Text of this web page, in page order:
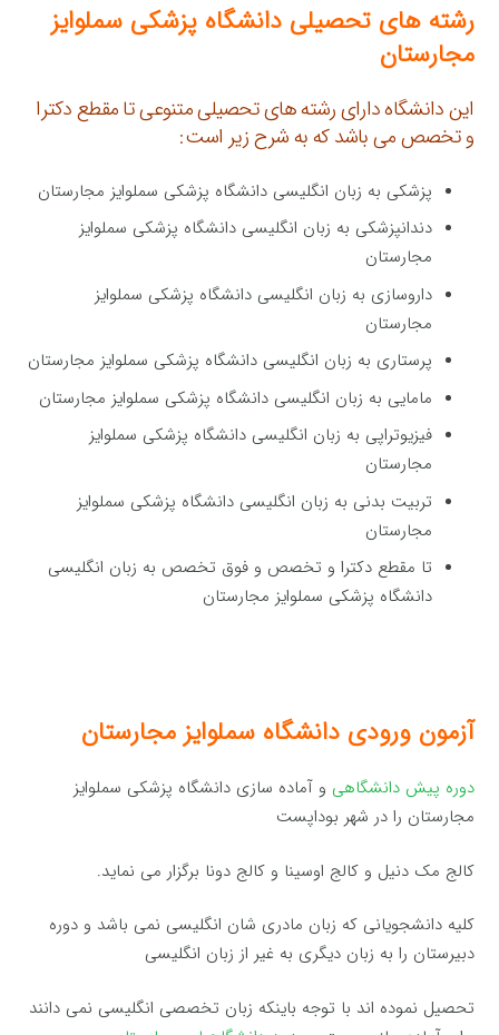
رشته های تحصیلی دانشگاه پزشکی سملوایز
مجارستان
این دانشگاه دارای رشته های تحصیلی متنوعی تا مقطع دکترا
و تخصص می باشد که به شرح زیر است:
پزشکی به زبان انگلیسی دانشگاه پزشکی سملوایز مجارستان
دندانپزشکی به زبان انگلیسی دانشگاه پزشکی سملوایز
مجارستان
داروسازی به زبان انگلیسی دانشگاه پزشکی سملوایز
مجارستان
پرستاری به زبان انگلیسی دانشگاه پزشکی سملوایز مجارستان
مامایی به زبان انگلیسی دانشگاه پزشکی سملوایز مجارستان
فیزیوتراپی به زبان انگلیسی دانشگاه پزشکی سملوایز
مجارستان
تربیت بدنی به زبان انگلیسی دانشگاه پزشکی سملوایز
مجارستان
تا مقطع دکترا و تخصص و فوق تخصص به زبان انگلیسی
دانشگاه پزشکی سملوایز مجارستان
آزمون ورودی دانشگاه سملوایز مجارستان
دوره پیش دانشگاهی و آماده سازی دانشگاه پزشکی سملوایز
مجارستان را در شهر بوداپست
کالج مک دنیل و کالج اوسینا و کالج دونا برگزار می نماید.
کلیه دانشجویانی که زبان مادری شان انگلیسی نمی باشد و دوره
دبیرستان را به زبان دیگری به غیر از زبان انگلیسی
تحصیل نموده اند با توجه باینکه زبان تخصصی انگلیسی نمی دانند